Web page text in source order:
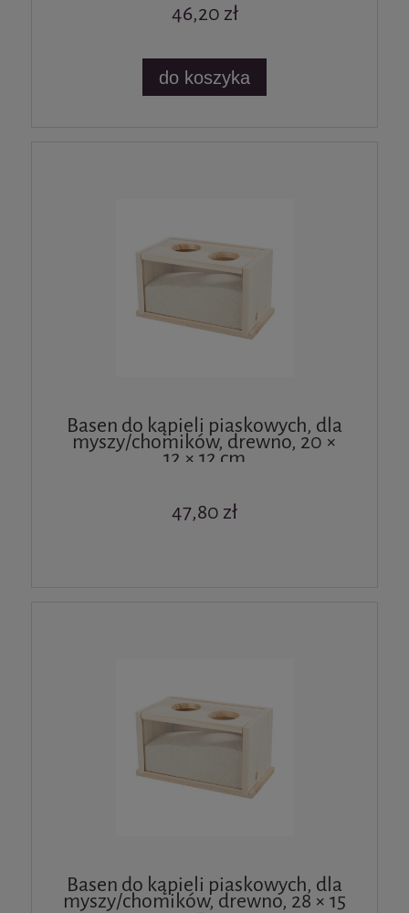
46,20 zł
do koszyka
Basen do kąpieli piaskowych, dla
myszy/chomików, drewno, 20 ×
12 × 12 cm
47,80 zł
Basen do kąpieli piaskowych, dla
myszy/chomików, drewno, 28 × 15